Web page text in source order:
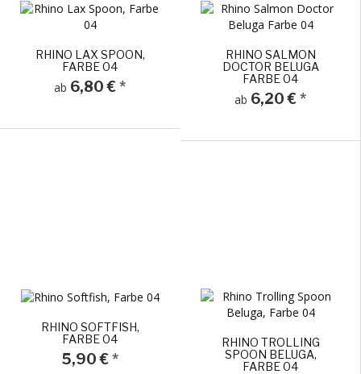
RHINO LAX SPOON,
FARBE 04
ab 6,80 €*
RHINO SALMON
DOCTOR BELUGA
FARBE 04
ab 6,20 €*
RHINO SOFTFISH,
FARBE 04
5,90 €*
RHINO TROLLING
SPOON BELUGA,
FARBE 04